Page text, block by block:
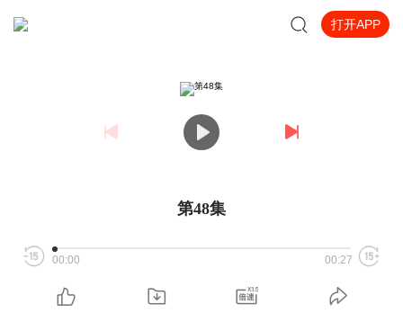
打开APP
第48集
00:00 00:27